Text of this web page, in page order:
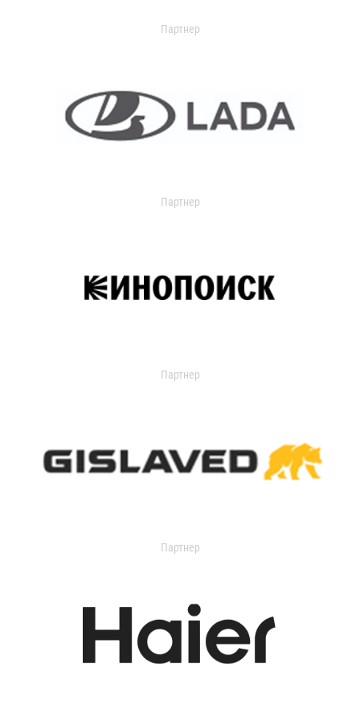
Партнер
Партнер
Партнер
Партнер